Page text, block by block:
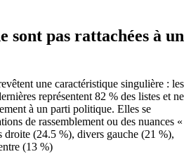
sont pas rattachées à un
une caractéristique singulière : les
représentent 82 % des listes et ne
à un parti politique. Elles se
de rassemblement ou des nuances «
droite (24.5 %), divers gauche (21 %),
(13 %)